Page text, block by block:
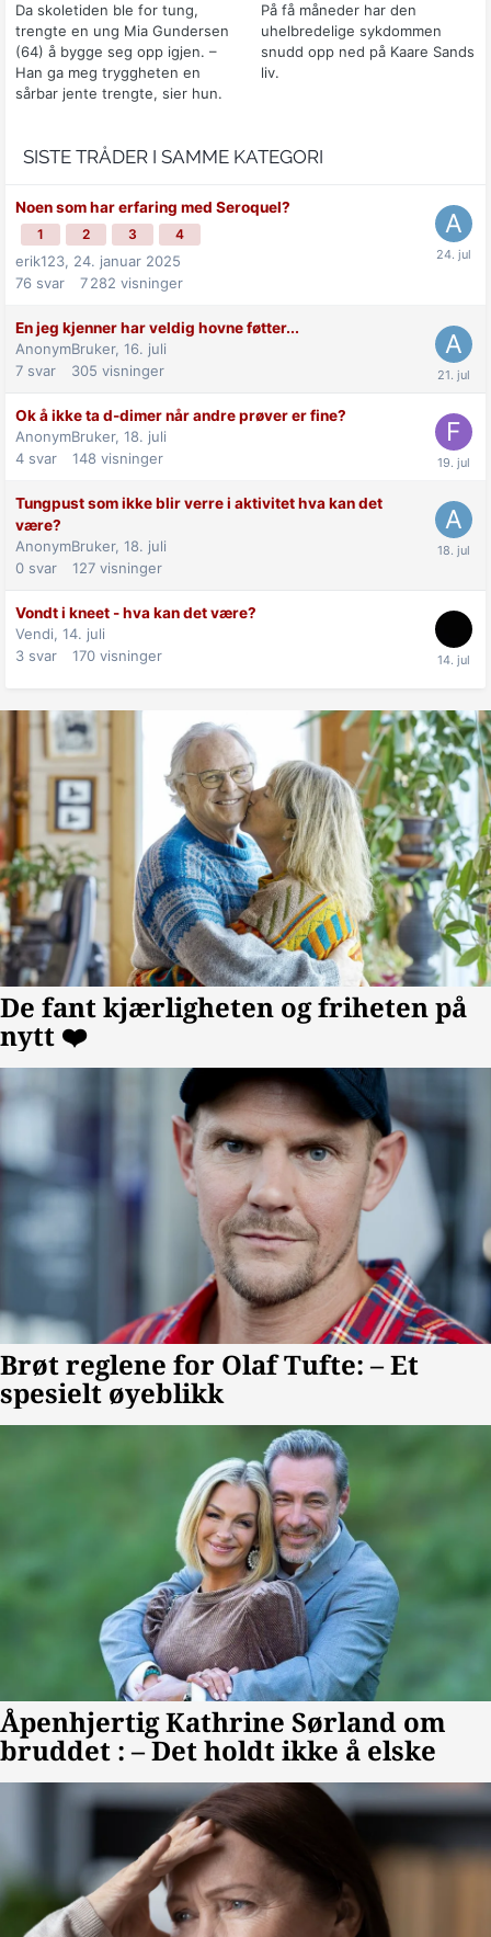
Da skoletiden ble for tung,
trengte en ung Mia Gundersen
(64) å bygge seg opp igjen. –
Han ga meg tryggheten en
sårbar jente trengte, sier hun.
På få måneder har den
uhelbredelige sykdommen
snudd opp ned på Kaare Sands
liv.
SISTE TRÅDER I SAMME KATEGORI
Noen som har erfaring med Seroquel?
1 2 3 4
erik123, 24. januar 2025
76 svar 7 282 visninger
En jeg kjenner har veldig hovne føtter...
AnonymBruker, 16. juli
7 svar 305 visninger
Ok å ikke ta d-dimer når andre prøver er fine?
AnonymBruker, 18. juli
4 svar 148 visninger
Tungpust som ikke blir verre i aktivitet hva kan det
være?
AnonymBruker, 18. juli
0 svar 127 visninger
Vondt i kneet - hva kan det være?
Vendi, 14. juli
3 svar 170 visninger